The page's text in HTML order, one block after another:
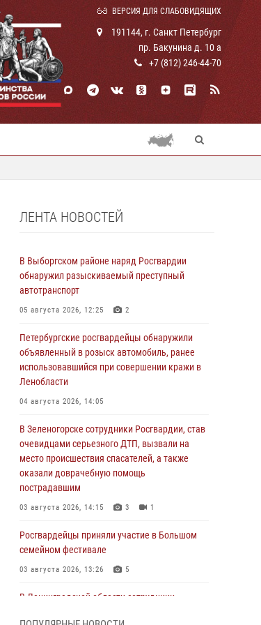
ВЕРСИЯ ДЛЯ СЛАБОВИДЯЩИХ
191144, г. Санкт Петербург
пр. Бакунина д. 10 а
+7 (812) 246-44-70
ЛЕНТА НОВОСТЕЙ
В Выборгском районе наряд Росгвардии
обнаружил разыскиваемый преступный
автотранспорт
05 августа 2026, 12:25 2
Петербургские росгвардейцы обнаружили
объявленный в розыск автомобиль, ранее
использовавшийся при совершении кражи в
Ленобласти
04 августа 2026, 14:05
В Зеленогорске сотрудники Росгвардии, став
очевидцами серьезного ДТП, вызвали на
место происшествия спасателей, а также
оказали доврачебную помощь
пострадавшим
03 августа 2026, 14:15 3 1
Росгвардейцы приняли участие в Большом
семейном фестивале
03 августа 2026, 13:26 5
В Ленинградской области сотрудники